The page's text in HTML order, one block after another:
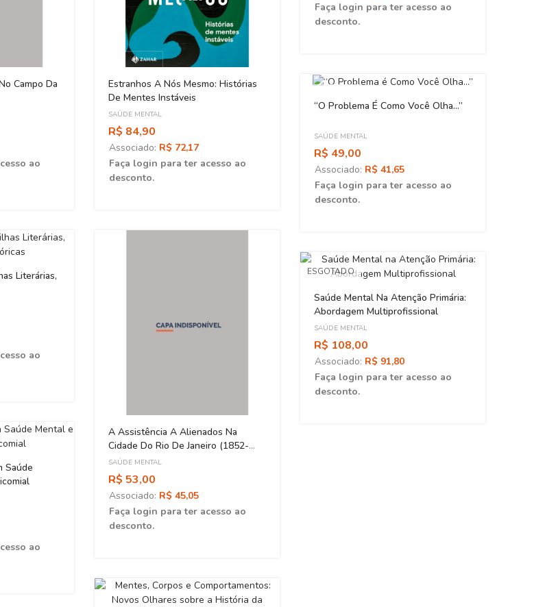
Campo Da
ao
Literárias,
ao
Saúde
ao
Estranhos A Nós Mesmo: Histórias
De Mentes Instáveis
SAÚDE MENTAL
R$ 84,90
Associado: R$ 72,17
Faça login para ter acesso ao
desconto.
A Assistência A Alienados Na
Cidade Do Rio De Janeiro (1852-
1930)
SAÚDE MENTAL
R$ 53,00
Associado: R$ 45,05
Faça login para ter acesso ao
desconto.
Faça login para ter acesso ao
desconto.
“O Problema É Como Você Olha...”
SAÚDE MENTAL
R$ 49,00
Associado: R$ 41,65
Faça login para ter acesso ao
desconto.
ESGOTADO
Saúde Mental Na Atenção Primária:
Abordagem Multiprofissional
SAÚDE MENTAL
R$ 108,00
Associado: R$ 91,80
Faça login para ter acesso ao
desconto.